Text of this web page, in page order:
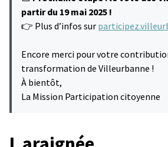
partir du 19 mai 2025 !
👉 Plus d’infos sur
Encore merci pour votre
transformation de Villeurbanne !
À bientôt,
La Mission Participation citoyenne